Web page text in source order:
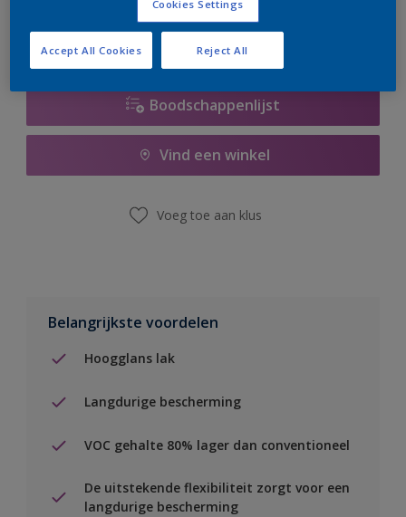
Boodschappenlijst
Vind een winkel
Voeg toe aan klus
Belangrijkste voordelen
Hoogglans lak
Langdurige bescherming
VOC gehalte 80% lager dan conventioneel
De uitstekende flexibiliteit zorgt voor een
langdurige bescherming
Cookies Settings
Reject All
Accept All Cookies